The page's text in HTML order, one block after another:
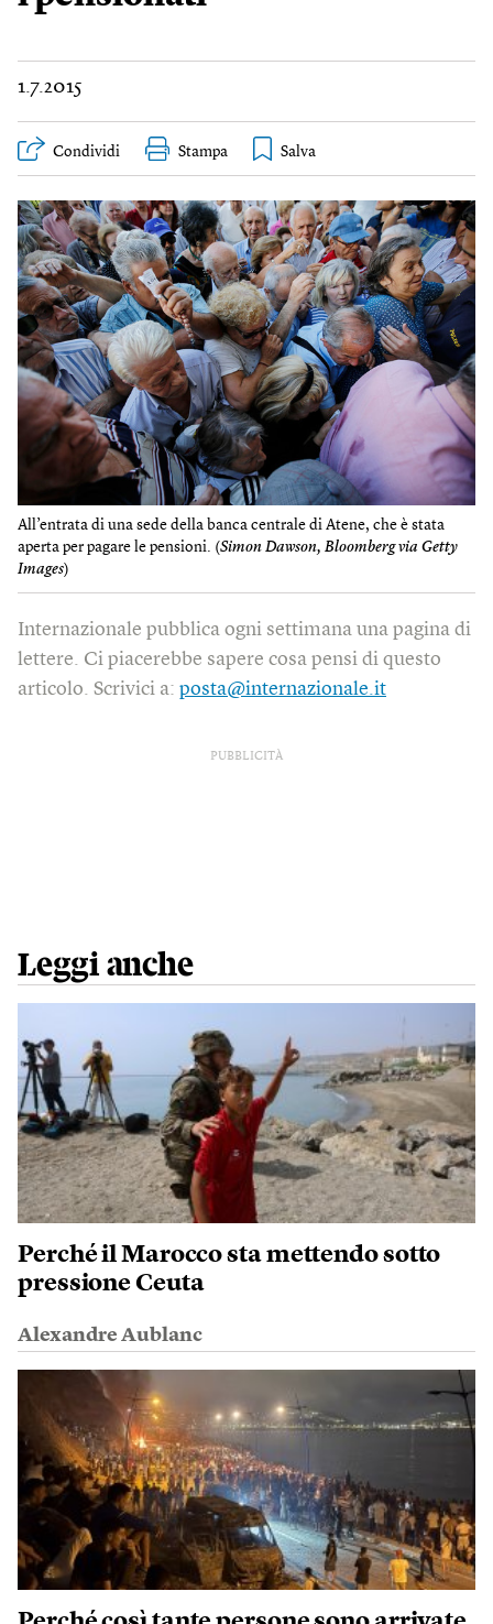
1.7.2015
Condividi Stampa
All’entrata di una sede della banca centrale di Atene, che è stata
aperta per pagare le pensioni. (Simon Dawson, Bloomberg via Getty
Images)
Internazionale pubblica ogni settimana una pagina di
lettere. Ci piacerebbe sapere cosa pensi di questo
articolo. Scrivici a: posta@internazionale.it
PUBBLICITÀ
Leggi anche
Perché il Marocco sta mettendo sotto
pressione Ceuta
Alexandre Aublanc